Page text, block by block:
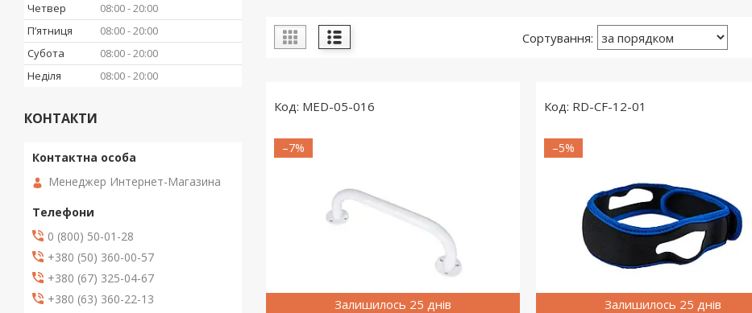
MED-05-016
Залишилось 25 днів
–7%
RD-CF-12-01
Залишилось 25 днів
–5%
Четвер
08:00 20:00
Пʼятниця
08:00 20:00
Субота
08:00 20:00
Неділя
08:00 20:00
КОНТАКТИ
Менеджер Интернет-Магазина
0 (800) 50-01-28
+380 (50) 360-00-57
+380 (67) 325-04-67
+380 (63) 360-22-13